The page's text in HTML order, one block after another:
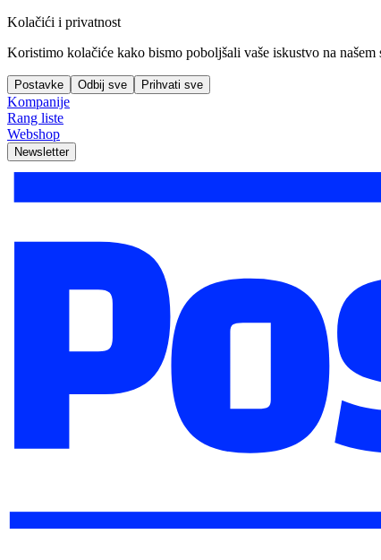
Kolačići i privatnost
Koristimo kolačiće kako bismo poboljšali vaše iskustvo na
Postavke Odbij sve Prihvati sve
Kompanije
Rang liste
Webshop
Newsletter